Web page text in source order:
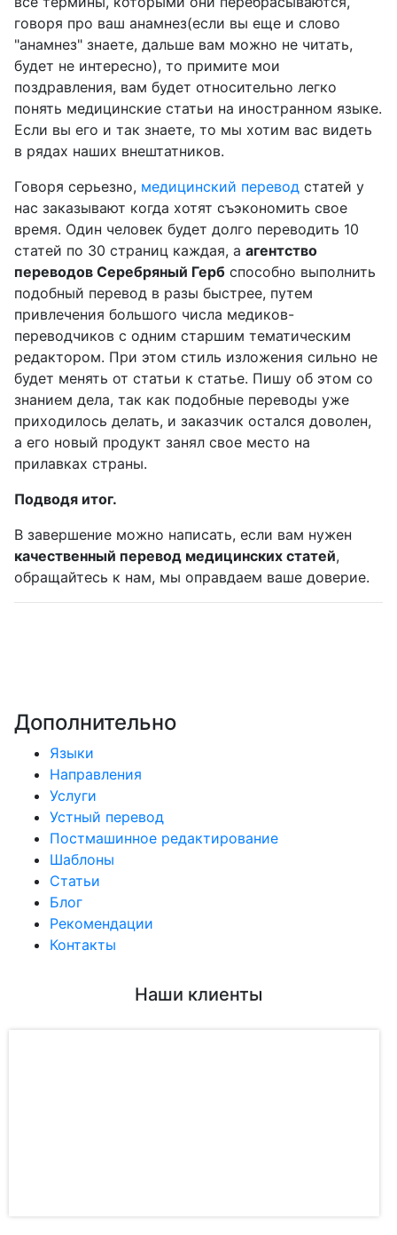
Дополнительно
Языки
Направления
Услуги
Устный перевод
Постмашинное редактирование
Шаблоны
Статьи
Блог
Рекомендации
Контакты
говоря про ваш анамнез(если вы еще и слово
"анамнез" знаете, дальше вам можно не читать,
будет не интересно), то примите мои
поздравления, вам будет относительно легко
понять медицинские статьи на иностранном языке.
Если вы его и так знаете, то мы хотим вас видеть
в рядах наших внештатников.
Говоря серьезно, медицинский перевод статей у
нас заказывают когда хотят съэкономить свое
время. Один человек будет долго переводить 10
статей по 30 страниц каждая, а агентство
переводов Серебряный Герб способно выполнить
подобный перевод в разы быстрее, путем
привлечения большого числа медиков-
переводчиков с одним старшим тематическим
редактором. При этом стиль изложения сильно не
будет менять от статьи к статье. Пишу об этом со
знанием дела, так как подобные переводы уже
приходилось делать, и заказчик остался доволен,
а его новый продукт занял свое место на
прилавках страны.
Подводя итог.
В завершение можно написать, если вам нужен
качественный перевод медицинских статей,
обращайтесь к нам, мы оправдаем ваше доверие.
Наши клиенты
Языки
Направления
Услуги
Постмашинное
редактирование
О нас
Цены
Контакты